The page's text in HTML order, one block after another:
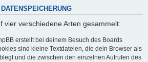
vier verschiedene Arten gesammelt:
erstellt bei deinem Besuch des Boards
sind kleine Textdateien, die dein Browser als
und die zwischen den einzelnen Aufrufen des